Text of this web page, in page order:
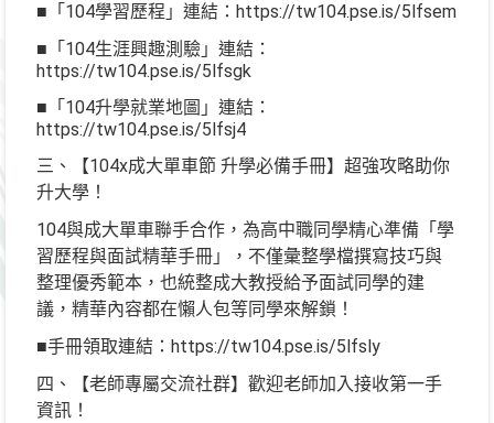
■「104學習歷程」連結：https://tw104.pse.is/5lfsem
■「104生涯興趣測驗」連結：
https://tw104.pse.is/5lfsgk
■「104升學就業地圖」連結：
https://tw104.pse.is/5lfsj4
三、【104x成大單車節 升學必備手冊】超強攻略助你
升大學！
104與成大單車聯手合作，為高中職同學精心準備「學
習歷程與面試精華手冊」，不僅彙整學檔撰寫技巧與
整理優秀範本，也統整成大教授給予面試同學的建
議，精華內容都在懶人包等同學來解鎖！
■手冊領取連結：https://tw104.pse.is/5lfsly
四、【老師專屬交流社群】歡迎老師加入接收第一手
資訊！